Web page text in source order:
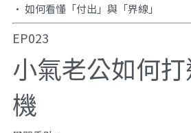
• 如何看懂「付出」與「界線」
EP023
小氣老公如何
機